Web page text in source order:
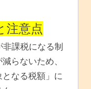
注意点
非課税になる制
らないため、
なる税額」に